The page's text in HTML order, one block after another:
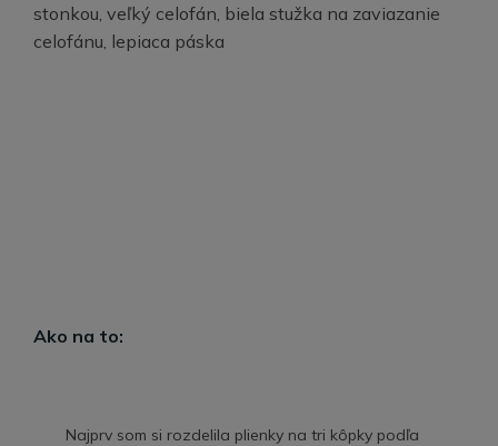
stonkou, veľký celofán, biela stužka na zaviazanie
celofánu, lepiaca páska
Ako na to:
Najprv som si rozdelila plienky na tri kôpky podľa